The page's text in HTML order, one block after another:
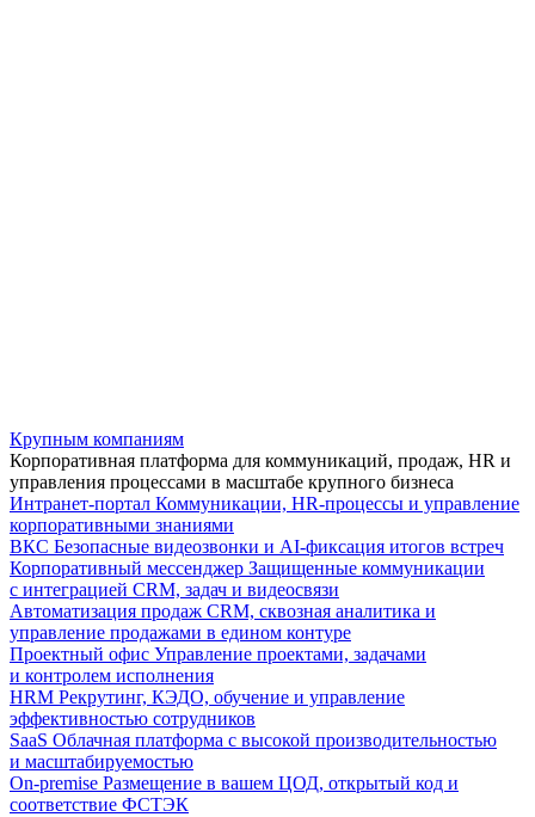
Крупным компаниям
Корпоративная платформа для коммуникаций, продаж, HR и
управления процессами в масштабе крупного бизнеса
Интранет-портал Коммуникации, HR-процессы и управление
корпоративными знаниями
ВКС Безопасные видеозвонки и AI-фиксация итогов встреч
Корпоративный мессенджер Защищенные коммуникации
с интеграцией CRM, задач и видеосвязи
Автоматизация продаж CRM, сквозная аналитика и
управление продажами в едином контуре
Проектный офис Управление проектами, задачами
и контролем исполнения
HRM Рекрутинг, КЭДО, обучение и управление
эффективностью сотрудников
SaaS Облачная платформа с высокой производительностью
и масштабируемостью
On-premise Размещение в вашем ЦОД, открытый код и
соответствие ФСТЭК